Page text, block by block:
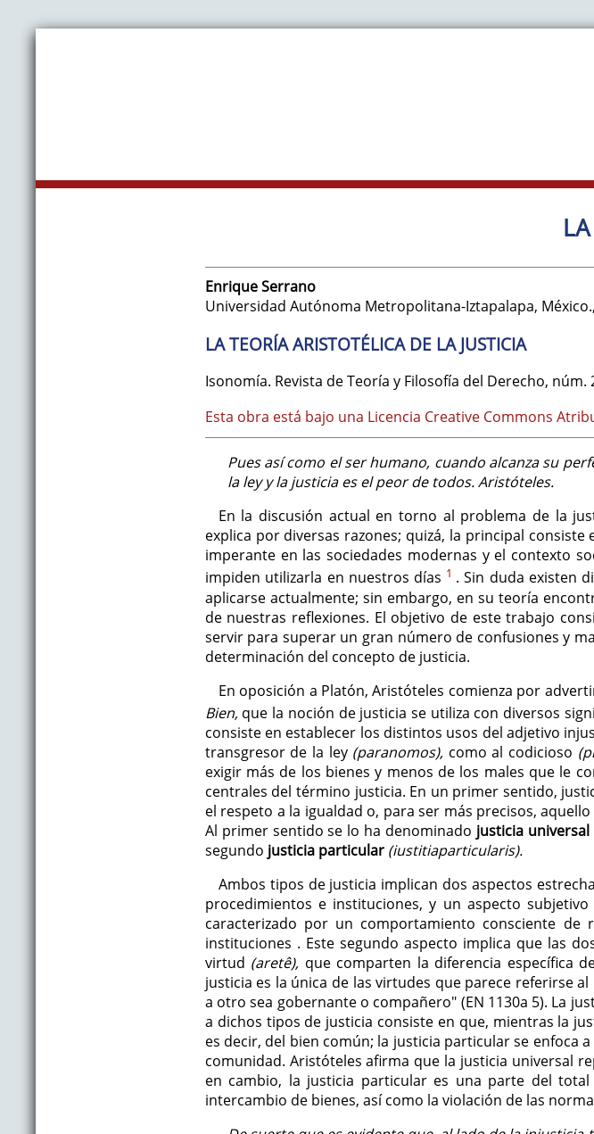
EnriqueSerrano
Universidad Autónoma Metropolitana-Iztapalapa, México.,
LA TEORÍA ARISTOTÉLICA DE LA JUSTICIA
Isonomía. Revista de Teoría y Filosofía del Derecho, núm.
Esta obra está bajo una Licencia Creative Commons
Pues así como el ser humano, cuando alcanza su
la ley y la justicia es el peor de todos. Aristóteles.
En la discusión actual en torno al problema de la
explica por diversas razones; quizá, la principal
imperante en las sociedades modernas y el contexto
impiden utilizarla en nuestros días 1 . Sin duda existen
aplicarse actualmente; sin embargo, en su teoría
de nuestras reflexiones. El objetivo de este trabajo
servir para superar un gran número de confusiones y
determinación del concepto de justicia.
En oposición a Platón, Aristóteles comienza por
Bien,que la noción de justicia se utiliza con diversos
consiste en establecer los distintos usos del adjetivo
transgresor de la ley (paranomos), como al codicioso
exigir más de los bienes y menos de los males que le
centrales del término justicia. En un primer sentido,
el respeto a la igualdad o, para ser más precisos,
Al primer sentido se lo ha denominado justicia universal
segundo justicia particular (iustitiaparticularis).
Ambos tipos de justicia implican dos aspectos
procedimientos e instituciones, y un aspecto subjetivo
caracterizado por un comportamiento consciente
instituciones . Este segundo aspecto implica que las
virtud (aretê), que comparten la diferencia específica
justicia es la única de las virtudes que parece referirse
a otro sea gobernante o compañero" (EN 1130a 5). La
a dichos tipos de justicia consiste en que, mientras la
es decir, del bien común; la justicia particular se enfoca
comunidad. Aristóteles afirma que la justicia universal
en cambio, la justicia particular es una parte del
intercambio de bienes, así como la violación de las